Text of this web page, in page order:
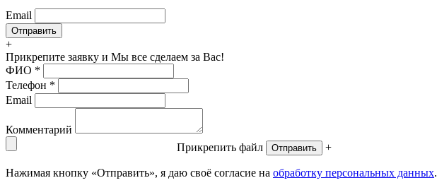
Email
+
Прикрепите заявку и Мы все сделаем за Вас!
ФИО *
Телефон *
Email
Комментарий
Прикрепить файл
Отправить +
Нажимая кнопку «Отправить», я даю своё согласие на обработку персональных данных.